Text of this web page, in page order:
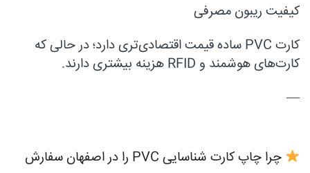
کیفیت ریبون مصرفی
کارت PVC ساده قیمت اقتصادی‌تری دارد؛ در حالی که
کارت‌های هوشمند و RFID هزینه بیشتری دارند.
—
چرا چاپ کارت شناسایی PVC را در اصفهان سفارش